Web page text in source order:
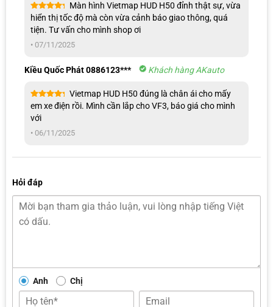
Màn hình HUD Vietmap H50
Giá bán
AKauto, quý khách hàng còn nhận được nhiều ưu đãi hấp dẫn độc
quyền như:
Phần mềm Vietmap Live 24 tháng
Bảo hành trách nhiệm 60.000.000.000 đ
sau
ĐĂNG KÝ TƯ VẤN MIỄN PHÍ
Được xếp
hạng 55
sao
Màn hình Vietmap HUD H50 đỉnh thật sự, vừa
hiển thị tốc độ mà còn vừa cảnh báo giao thông, quá
tiện. Tư vấn cho mình shop ơi
• 07/11/2025
Kiều Quốc Phát 0886123*** Khách hàng AKauto
Được xếp
hạng55
sao
Vietmap HUD H50 đúng là chân ái cho mấy
em xe điện rồi. Mình cần lắp cho VF3, báo giá cho mình
với
• 06/11/2025
Hỏi đáp
Anh Chị